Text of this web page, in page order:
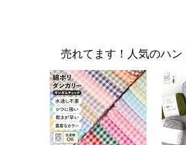
売れてます！人気のハン